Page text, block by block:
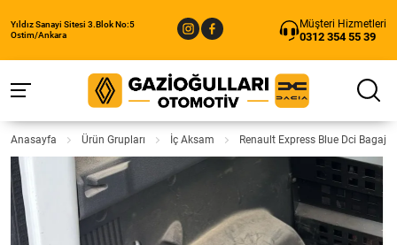
Yıldız Sanayi Sitesi 3.Blok No:5
Ostim/Ankara
Müşteri Hizmetleri
0312 354 55 39
Anasayfa Ürün Grupları İç Aksam Renault Express Blue Dci Bagaj